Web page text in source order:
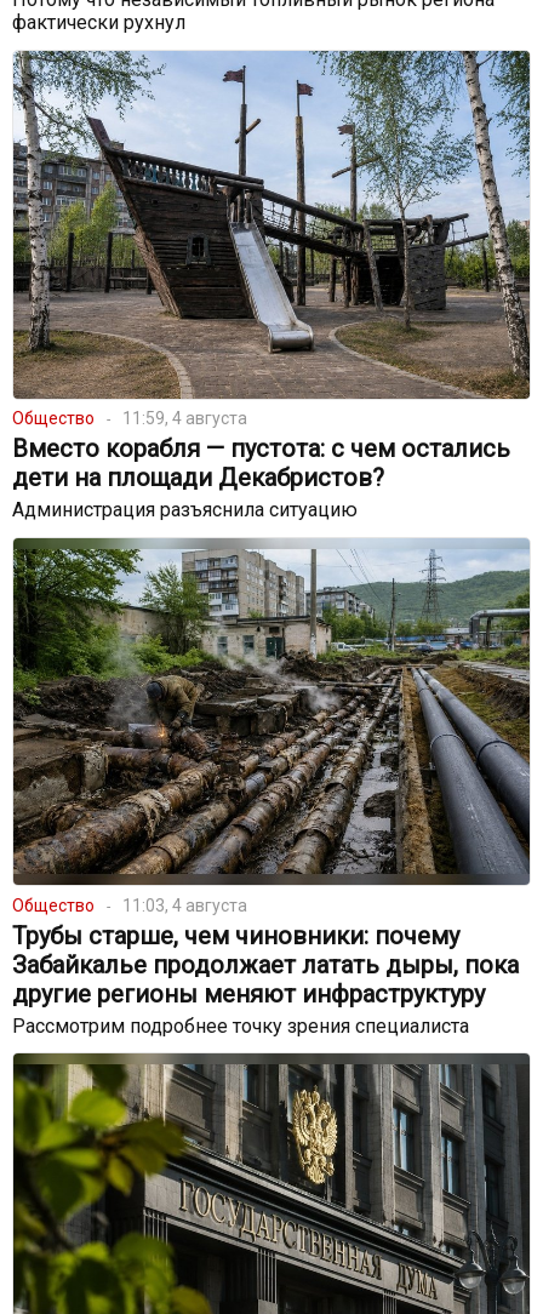
фактически рухнул
Общество 11:59, 4 августа
Вместо корабля — пустота: с чем остались
дети на площади Декабристов?
Администрация разъяснила ситуацию
Общество 11:03, 4 августа
Трубы старше, чем чиновники: почему
Забайкалье продолжает латать дыры, пока
другие регионы меняют инфраструктуру
Рассмотрим подробнее точку зрения специалиста